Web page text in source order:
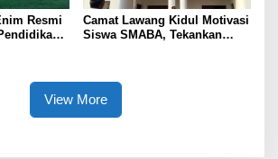
Resmi
Camat Lawang Kidul Motivasi
Siswa SMABA, Tekankan
View More